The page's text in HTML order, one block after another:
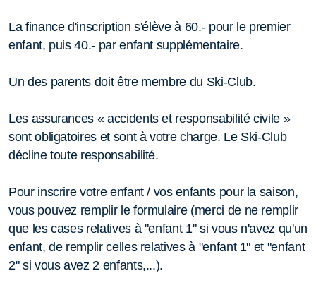
La finance d'inscription s'élève à 60.- pour le premier
enfant, puis 40.- par enfant supplémentaire.
Un des parents doit être membre du Ski-Club.
Les assurances « accidents et responsabilité civile »
sont obligatoires et sont à votre charge. Le Ski-Club
décline toute responsabilité.
Pour inscrire votre enfant / vos enfants pour la saison,
vous pouvez remplir le formulaire (merci de ne remplir
que les cases relatives à "enfant 1" si vous n'avez qu'un
enfant, de remplir celles relatives à "enfant 1" et "enfant
2" si vous avez 2 enfants,...).